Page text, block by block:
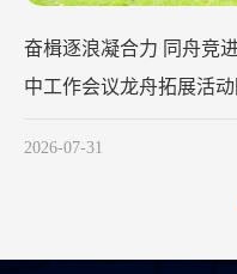
拓展活动圆满举行